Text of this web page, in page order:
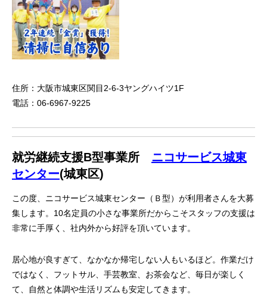
住所：大阪市城東区関目2-6-3ヤングハイツ1F
電話：06-6967-9225
就労継続支援B型事業所 ニコサービス城東
センター(城東区)
この度、ニコサービス城東センター（Ｂ型）が利用者さんを大募
集します。10名定員の小さな事業所だからこそスタッフの支援は
非常に手厚く、社内外から好評を頂いています。
居心地が良すぎて、なかなか帰宅しない人もいるほど。作業だけ
ではなく、フットサル、手芸教室、お茶会など、毎日が楽しく
て、自然と体調や生活リズムも安定してきます。